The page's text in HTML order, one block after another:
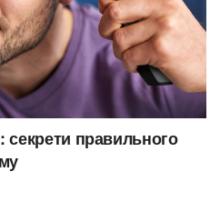
правильного